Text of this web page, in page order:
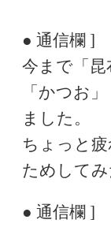
● 通信欄 ]
今まで「
「かつお
ました。
ちょっと
ためして
● 通信欄 ]